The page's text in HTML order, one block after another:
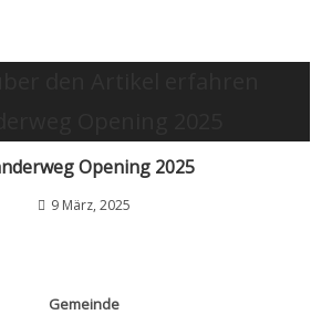
Opening 2025
9 März, 2025
Gemeinde